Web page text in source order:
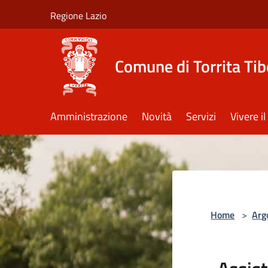
Regione Lazio
Comune di Torrita
Amministrazione Novità Servizi Vivere
Home >